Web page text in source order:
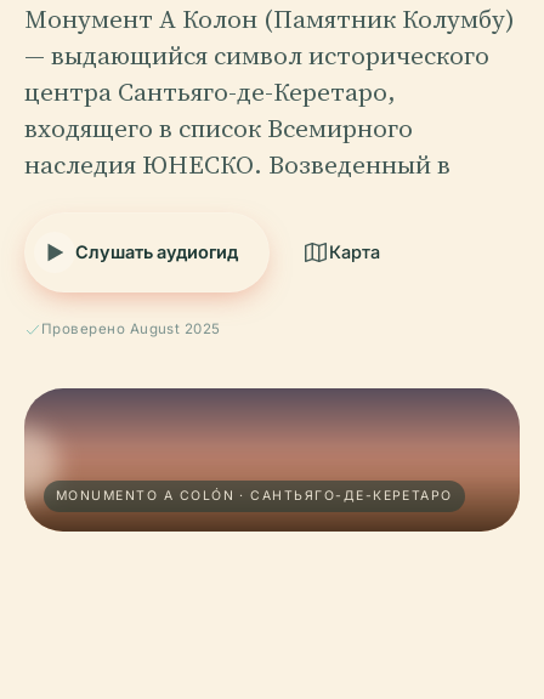
Монумент А Колон (Памятник Колумбу)
— выдающийся символ исторического
центра Сантьяго-де-Керетаро,
входящего в список Всемирного
наследия ЮНЕСКО. Возведенный в
Слушать аудиогид Карта
Проверено August 2025
MONUMENTO A COLÓN · САНТЬЯГО-ДЕ-КЕРЕТАРО